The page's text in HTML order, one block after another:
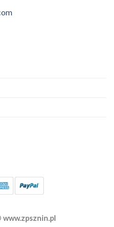
www.zpsznin.pl